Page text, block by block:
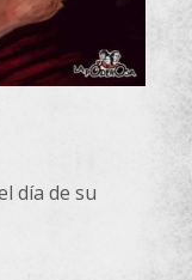
día de su